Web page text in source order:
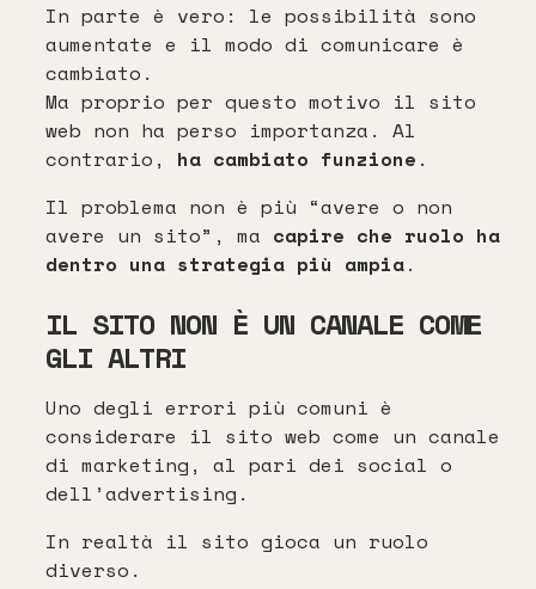
In parte è vero: le possibilità sono
aumentate e il modo di comunicare è
cambiato.
Ma proprio per questo motivo il sito
web non ha perso importanza. Al
contrario, ha cambiato funzione .
Il problema non è più “avere o non
avere un sito”, ma capire che ruolo ha
dentro una strategia più ampia.
IL SITO NON È UN CANALE COME
GLI ALTRI
Uno degli errori più comuni è
considerare il sito web come un canale
di marketing, al pari dei social o
dell’advertising.
In realtà il sito gioca un ruolo
diverso.